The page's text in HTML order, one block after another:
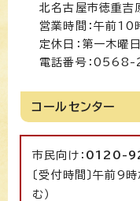
北名古屋市徳重吉
営業時間：午前10
定休日：第一木曜日
電話番号：
コールセンター
市民向け： 0120-
〔受付時間〕午前9
む）